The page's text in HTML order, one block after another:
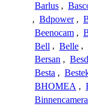
Barlus ,
, Bdpower ,
Beenocam ,
Bell , Belle ,
Bersan ,
Besta ,
BHOMEA ,
Binnencamera